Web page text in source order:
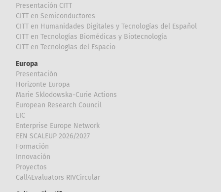
Presentación CITT
CITT en Semiconductores
CITT en Humanidades Digitales y Tecnologías del Español
CITT en Tecnologías Biomédicas y Biotecnología
CITT en Tecnologías del Espacio
Europa
Presentación
Horizonte Europa
Marie Sklodowska-Curie Actions
European Research Council
EIC
Enterprise Europe Network
EEN SCALEUP 2026/2027
Formación
Innovación
Proyectos
Call4Evaluators RIVCircular